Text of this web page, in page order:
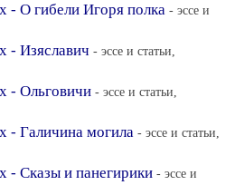
- О гибели Игоря полка - эссе и
- Изяславич - эссе и статьи,
- Ольговичи - эссе и статьи,
- Галичина могила - эссе и статьи,
- Сказы и панегирики - эссе и